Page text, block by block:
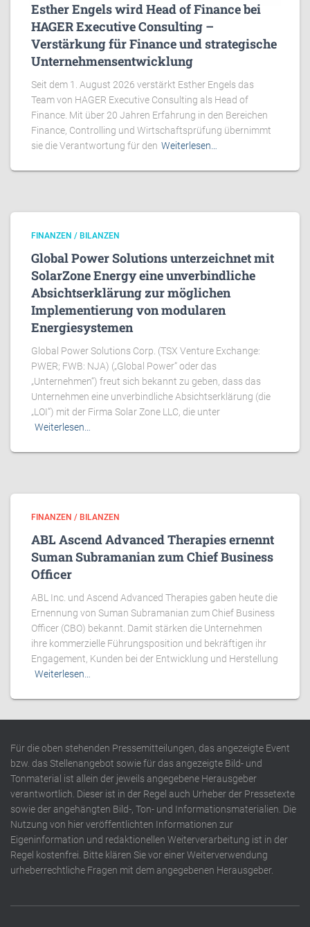
Esther Engels wird Head of Finance bei
HAGER Executive Consulting –
Verstärkung für Finance und strategische
Unternehmensentwicklung
Seit dem 1. August 2026 verstärkt Esther Engels das
Team von HAGER Executive Consulting als Head of
Finance. Mit über 20 Jahren Erfahrung in den Bereichen
Finance, Controlling und Wirtschaftsprüfung übernimmt
sie die Verantwortung für den Weiterlesen…
FINANZEN / BILANZEN
Global Power Solutions unterzeichnet mit
SolarZone Energy eine unverbindliche
Absichtserklärung zur möglichen
Implementierung von modularen
Energiesystemen
Global Power Solutions Corp. (TSX Venture Exchange:
PWER; FWB: NJA) („Global Power“ oder das
„Unternehmen“) freut sich bekannt zu geben, dass das
Unternehmen eine unverbindliche Absichtserklärung (die
„LOI“) mit der Firma Solar Zone LLC, die unter
Weiterlesen…
FINANZEN / BILANZEN
ABL Ascend Advanced Therapies ernennt
Suman Subramanian zum Chief Business
Officer
ABL Inc. und Ascend Advanced Therapies gaben heute die
Ernennung von Suman Subramanian zum Chief Business
Officer (CBO) bekannt. Damit stärken die Unternehmen
ihre kommerzielle Führungsposition und bekräftigen ihr
Engagement, Kunden bei der Entwicklung und Herstellung
Weiterlesen…
Für die oben stehenden Pressemitteilungen, das angezeigte Event
bzw. das Stellenangebot sowie für das angezeigte Bild- und
Tonmaterial ist allein der jeweils angegebene Herausgeber
verantwortlich. Dieser ist in der Regel auch Urheber der Pressetexte
sowie der angehängten Bild-, Ton- und Informationsmaterialien. Die
Nutzung von hier veröffentlichten Informationen zur
Eigeninformation und redaktionellen Weiterverarbeitung ist in der
Regel kostenfrei. Bitte klären Sie vor einer Weiterverwendung
urheberrechtliche Fragen mit dem angegebenen Herausgeber.